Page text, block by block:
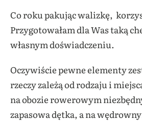
Co roku pakując walizkę,
Przygotowałam dla Was taką
własnym doświadczeniu.
Oczywiście pewne elementy
rzeczy zależą od rodzaju i
na obozie rowerowym
zapasowa dętka, a na